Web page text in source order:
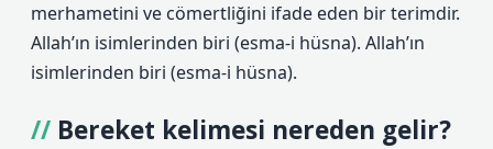
merhametini ve cömertliğini ifade eden bir terimdir.
Allah’ın isimlerinden biri (esma-i hüsna). Allah’ın
isimlerinden biri (esma-i hüsna).
Bereket kelimesi nereden gelir?